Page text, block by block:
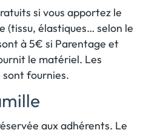
si vous apportez le
(tissu, élastiques… selon le
à 5€ si Parentage et
le matériel. Les
sont fournies.
aux adhérents. Le